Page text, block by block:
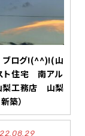
ブログ!(^^)!(山
ト住宅 南アル
工務店 山梨
新築）